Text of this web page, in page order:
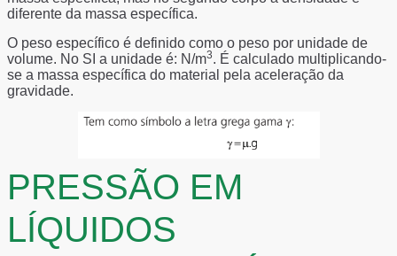
diferente da massa específica.
O peso específico é definido como o peso por unidade de
volume. No SI a unidade é: N/m3. É calculado multiplicando-
se a massa específica do material pela aceleração da
gravidade.
PRESSÃO EM
LÍQUIDOS